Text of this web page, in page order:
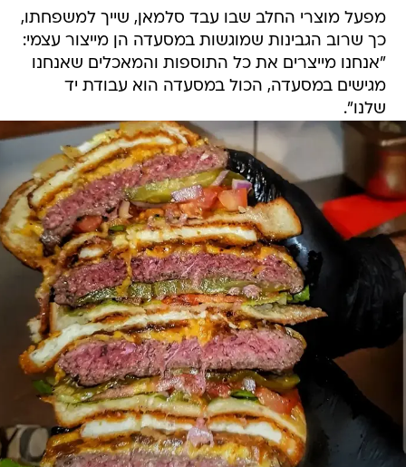
מפעל מוצרי החלב שבו עבד סלמאן, שייך למשפחתו,
כך שרוב הגבינות שמוגשות במסעדה הן מייצור עצמי:
"אנחנו מייצרים את כל התוספות והמאכלים שאנחנו
מגישים במסעדה, הכול במסעדה הוא עבודת יד
שלנו".